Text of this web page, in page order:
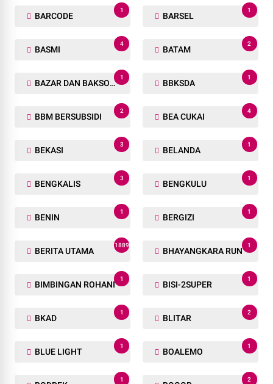
BARCODE
1
BARSEL
1
BASMI
4
BATAM
2
BAZAR DAN BAKSOS RAMADHAN
1
BBKSDA
1
BBM BERSUBSIDI
2
BEA CUKAI
4
BEKASI
3
BELANDA
1
BENGKALIS
3
BENGKULU
1
BENIN
1
BERGIZI
1
BERITA UTAMA
1889
BHAYANGKARA RUN
1
BIMBINGAN ROHANI
1
BISI-2SUPER
1
BKAD
1
BLITAR
2
BLUE LIGHT
1
BOALEMO
1
1 2